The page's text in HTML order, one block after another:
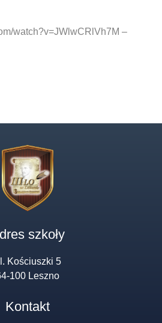
watch?v=JWlwCRlVh7M –
szkoły
Kościuszki 5
100 Leszno
Kontakt